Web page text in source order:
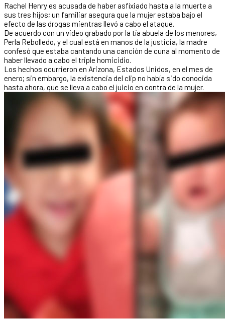
Rachel Henry es acusada de haber asfixiado hasta a la muerte a
sus tres hijos; un familiar asegura que la mujer estaba bajo el
efecto de las drogas mientras llevó a cabo el ataque.
De acuerdo con un video grabado por la tía abuela de los menores,
Perla Rebolledo, y el cual está en manos de la justicia, la madre
confesó que estaba cantando una canción de cuna al momento de
haber llevado a cabo el triple homicidio.
Los hechos ocurrieron en Arizona, Estados Unidos, en el mes de
enero; sin embargo, la existencia del clip no había sido conocida
hasta ahora, que se lleva a cabo el juicio en contra de la mujer.